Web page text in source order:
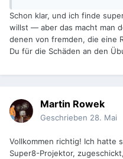
Schon klar, und ich finde
willst — aber das macht man
denen von fremden, die eine
Du für die Schäden an den
Martin Rowek
Geschrieben 28. Mai
Vollkommen richtig! Ich hatte
Super8-Projektor,